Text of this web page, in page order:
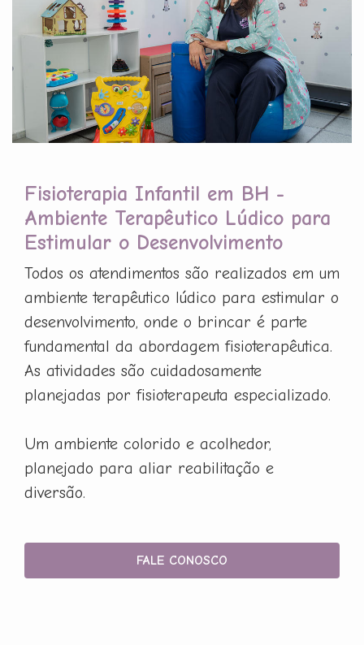
Fisioterapia Infantil em BH -
Ambiente Terapêutico Lúdico para
Estimular o Desenvolvimento
Todos os atendimentos são realizados em um
ambiente terapêutico lúdico para estimular o
desenvolvimento, onde o brincar é parte
fundamental da abordagem fisioterapêutica.
As atividades são cuidadosamente
planejadas por fisioterapeuta especializado.
Um ambiente colorido e acolhedor,
planejado para aliar reabilitação e
diversão.
FALE CONOSCO